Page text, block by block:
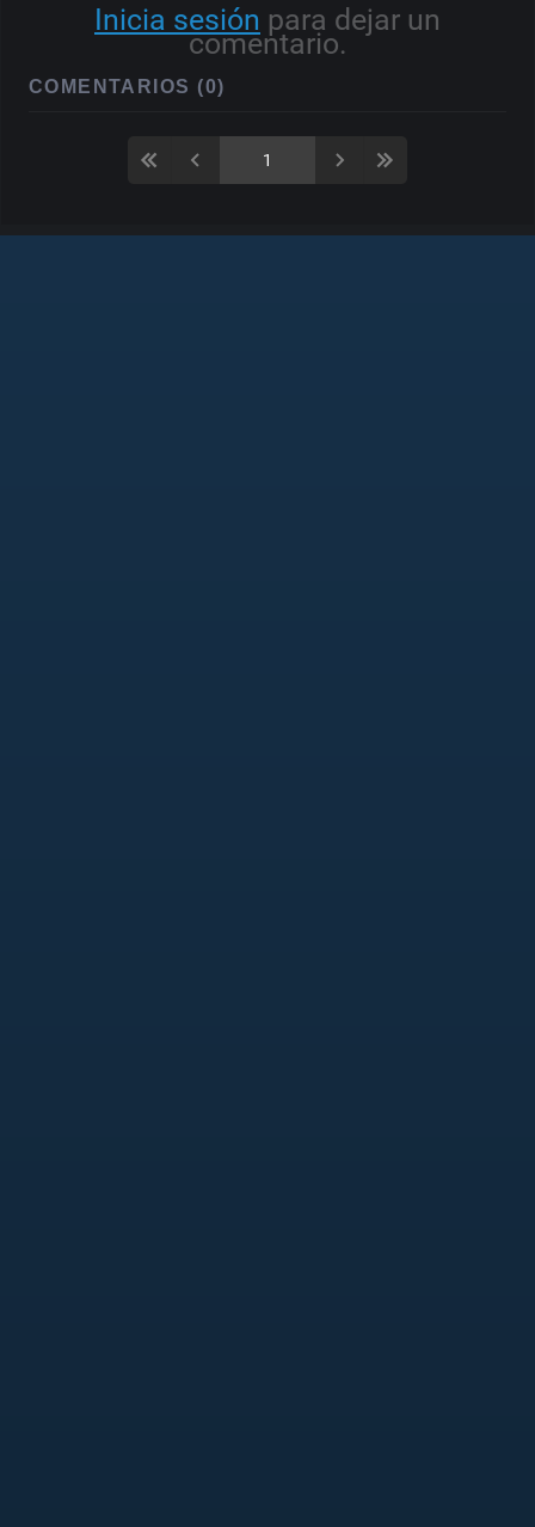
Inicia sesión para dejar un
comentario.
COMENTARIOS (0)